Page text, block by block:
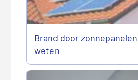
Brand door
weten